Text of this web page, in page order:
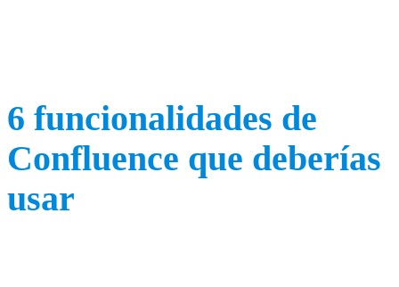
6 funcionalidades de
Confluence que deberías
usar